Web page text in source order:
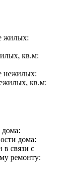
жилых:
кв.м:
нежилых:
кв.м:
дома:
в связи с
ремонту: